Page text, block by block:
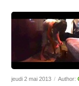
jeudi 2 mai 2013 / Author: